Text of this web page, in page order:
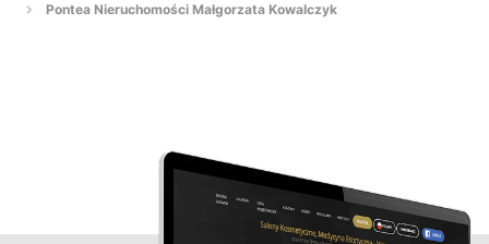
Pontea Nieruchomości Małgorzata Kowalczyk